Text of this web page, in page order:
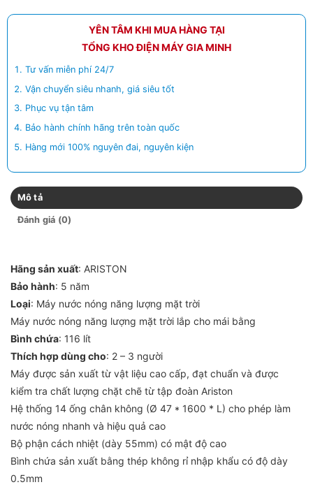
YÊN TÂM KHI MUA HÀNG TẠI
TỔNG KHO ĐIỆN MÁY GIA MINH
Tư vấn miễn phí 24/7
Vận chuyển siêu nhanh, giá siêu tốt
Phục vụ tận tâm
Bảo hành chính hãng trên toàn quốc
Hàng mới 100% nguyên đai, nguyên kiện
Mô tả
Đánh giá (0)
Hãng sản xuất: ARISTON
Bảo hành: 5 năm
Loại: Máy nước nóng năng lượng mặt trời
Máy nước nóng năng lượng mặt trời lắp cho mái bằng
Bình chứa: 116 lít
Thích hợp dùng cho: 2 – 3 người
Máy được sản xuất từ vật liệu cao cấp, đạt chuẩn và được
kiểm tra chất lượng chặt chẽ từ tập đoàn Ariston
Hệ thống 14 ống chân không (Ø 47 * 1600 * L) cho phép làm
nước nóng nhanh và hiệu quả cao
Bộ phận cách nhiệt (dày 55mm) có mật độ cao
Bình chứa sản xuất bằng thép không rỉ nhập khẩu có độ dày
0.5mm